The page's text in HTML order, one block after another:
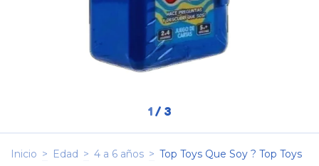
1 / 3
Inicio > Edad > 4 a 6 años > Top Toys Que Soy ? Top Toys